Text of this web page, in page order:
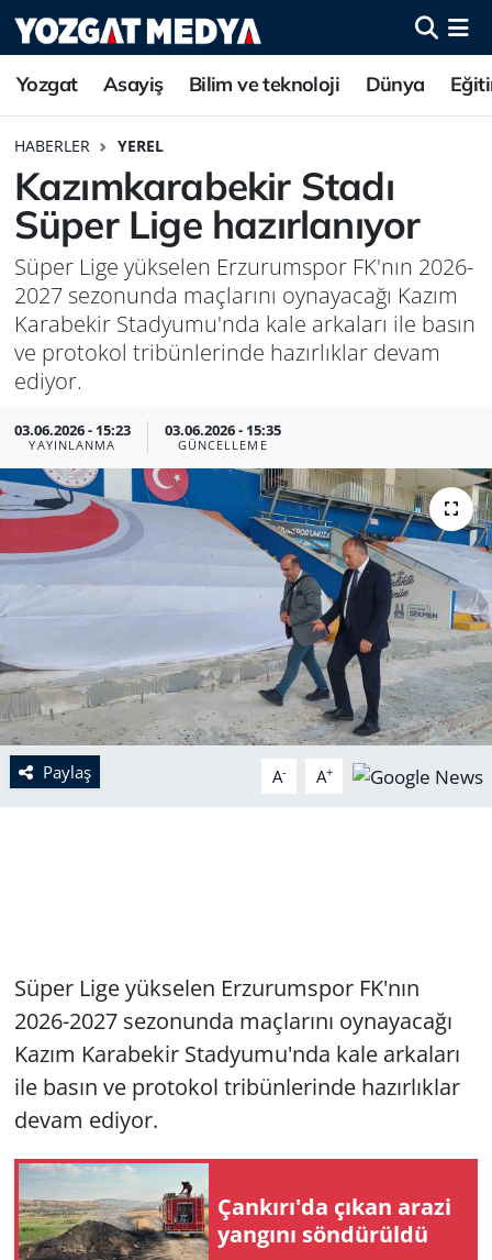
Yozgat Asayiş Bilim ve teknoloji Dünya
HABERLER YEREL
Kazımkarabekir Stadı
Süper Lige hazırlanıyor
Süper Lige yükselen Erzurumspor FK'nın 2026-
2027 sezonunda maçlarını oynayacağı Kazım
Karabekir Stadyumu'nda kale arkaları ile basın
ve protokol tribünlerinde hazırlıklar devam
ediyor.
03.06.2026 - 15:23
YAYINLANMA
03.06.2026 - 15:35
GÜNCELLEME
Paylaş A- A+
Süper Lige yükselen Erzurumspor FK'nın
2026-2027 sezonunda maçlarını oynayacağı
Kazım Karabekir Stadyumu'nda kale arkaları
ile basın ve protokol tribünlerinde hazırlıklar
devam ediyor.
Çankırı'da çıkan arazi
yangını söndürüldü